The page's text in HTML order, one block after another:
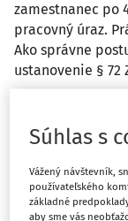
zamestnanec po
pracovný úraz.
Ako správne
ustanovenie § 72
Súhlas s
Vážený návštevník,
používateľského
základné
aby sme vás